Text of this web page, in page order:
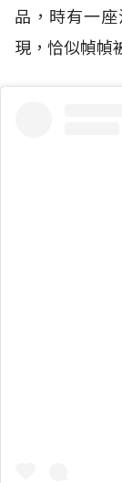
品，時有一
現，恰似幀幀